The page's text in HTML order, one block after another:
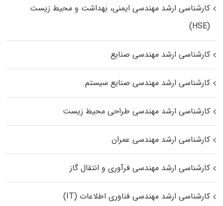
کارشناسی ارشد مهندسی ایمنی، بهداشت و محیط زیست
(HSE)
کارشناسی ارشد مهندسی صنایع
کارشناسی ارشد مهندسی صنایع سیستم
کارشناسی ارشد مهندسی طراحی محیط زیست
کارشناسی ارشد مهندسی عمران
کارشناسی ارشد مهندسی فرآوری و انتقال گاز
کارشناسی ارشد مهندسی فناوری اطلاعات (IT)